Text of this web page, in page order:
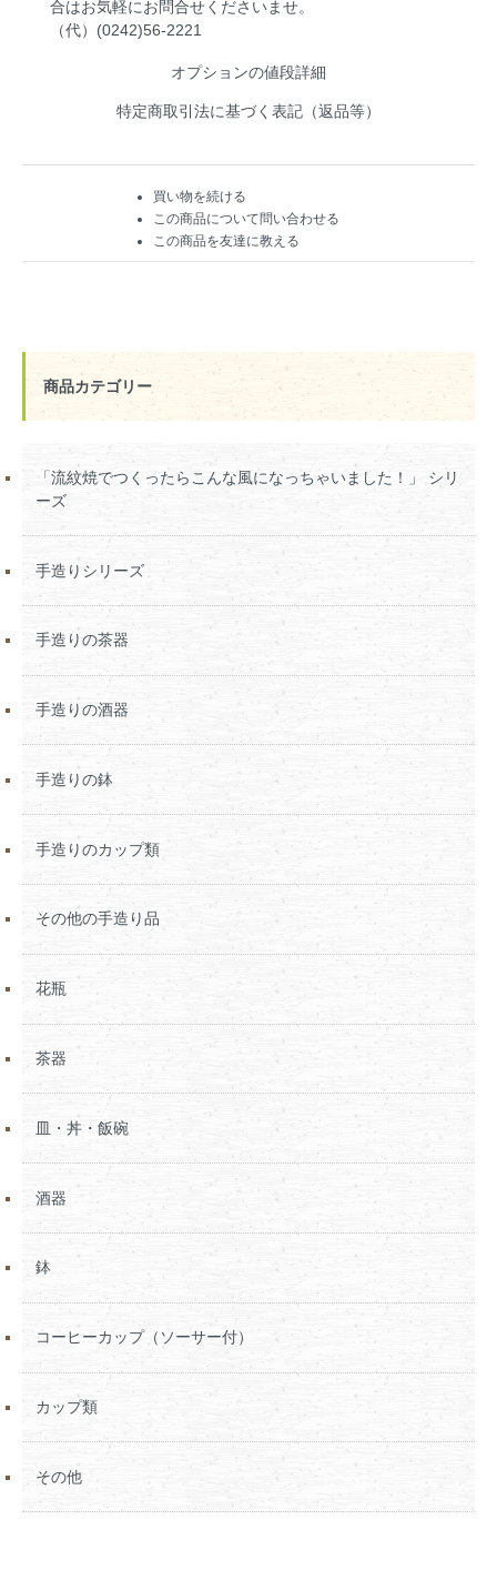
合はお気軽にお問合せくださいませ。
（代）(0242)56-2221
オプションの値段詳細
特定商取引法に基づく表記（返品等）
買い物を続ける
この商品について問い合わせる
この商品を友達に教える
商品カテゴリー
「流紋焼でつくったらこんな風になっちゃいました！」 シリ
ーズ
手造りシリーズ
手造りの茶器
手造りの酒器
手造りの鉢
手造りのカップ類
その他の手造り品
花瓶
茶器
皿・丼・飯碗
酒器
鉢
コーヒーカップ（ソーサー付）
カップ類
その他